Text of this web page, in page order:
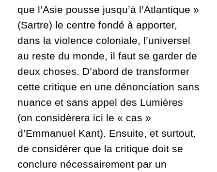
que l’Asie pousse jusqu’à l’Atlantique »
(Sartre) le centre fondé à apporter,
dans la violence coloniale, l’universel
au reste du monde, il faut se garder de
deux choses. D’abord de transformer
cette critique en une dénonciation sans
nuance et sans appel des Lumières
(on considèrera ici le « cas »
d’Emmanuel Kant). Ensuite, et surtout,
de considérer que la critique doit se
conclure nécessairement par un